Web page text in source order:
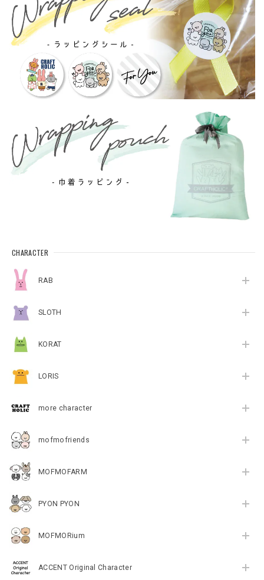
CHARACTER
RAB
SLOTH
KORAT
LORIS
more character
mofmofriends
MOFMOFARM
PYON PYON
MOFMORium
ACCENT Original Character